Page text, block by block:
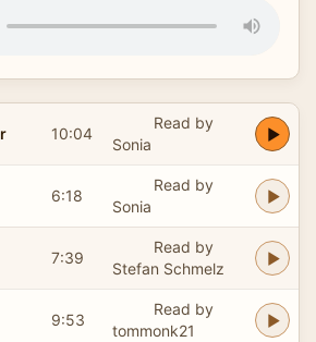
10:04
Read by
Sonia
6:18
Read by
Sonia
7:39
Read by
Stefan Schmelz
9:53
Read by
tommonk21